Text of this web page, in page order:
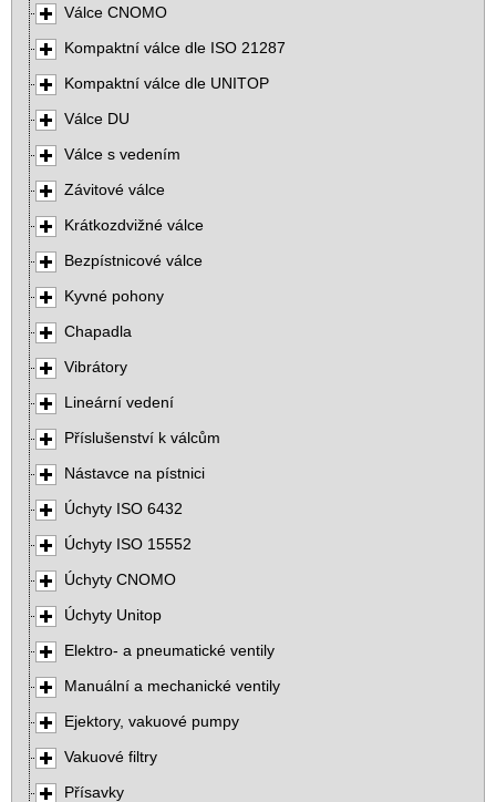
Válce CNOMO
Kompaktní válce dle ISO 21287
Kompaktní válce dle UNITOP
Válce DU
Válce s vedením
Závitové válce
Krátkozdvižné válce
Bezpístnicové válce
Kyvné pohony
Chapadla
Vibrátory
Lineární vedení
Příslušenství k válcům
Nástavce na pístnici
Úchyty ISO 6432
Úchyty ISO 15552
Úchyty CNOMO
Úchyty Unitop
Elektro- a pneumatické ventily
Manuální a mechanické ventily
Ejektory, vakuové pumpy
Vakuové filtry
Přísavky